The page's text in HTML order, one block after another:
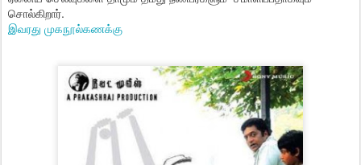
சொல்கிறார்.
இவரது முகநூல்கணக்கு